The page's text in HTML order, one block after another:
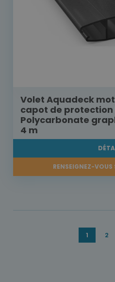
Volet Aquadeck
capot de protection
Polycarbonate
4 m
RENSEIGNEZ-VOUS
1 2